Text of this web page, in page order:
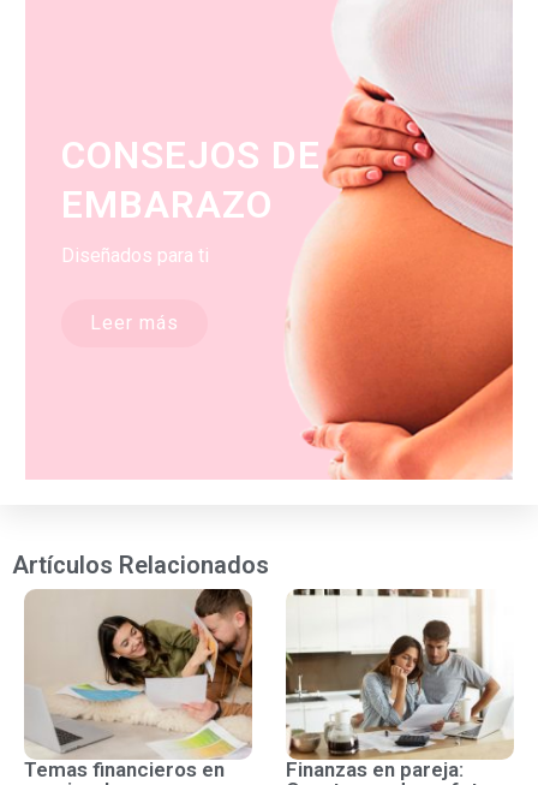
CONSEJOS DE
EMBARAZO
Diseñados para ti
Leer más
Artículos Relacionados
Temas financieros en
Finanzas en pareja: